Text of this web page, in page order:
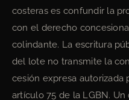
costeras es confundir la
con el derecho
colindante. La escritura
del lote no transmite la
cesión expresa autorizada
artículo 75 de la LGBN.